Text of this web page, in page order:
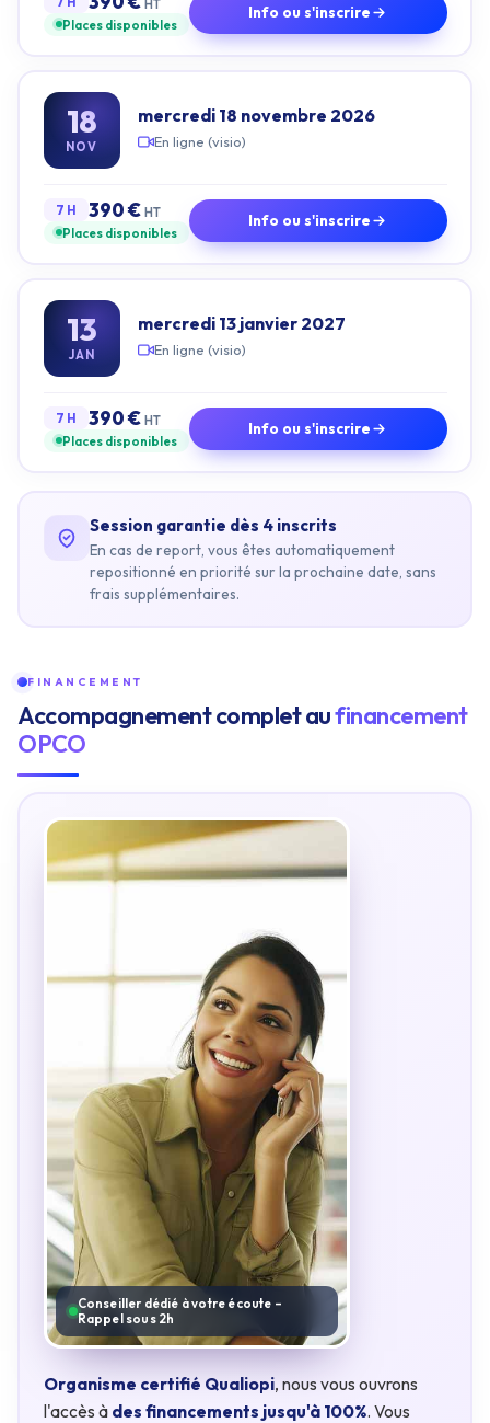
FINANCEMENT
Accompagnement complet aufinancement
OPCO
Conseiller dédié à votre écoute –
Rappel sous 2h
Organisme certifié Qualiopi, nous vous ouvrons
l'accès à des financements jusqu'à 100%. Vous
HT
Places disponibles
Info ou s'inscrire
18
NOV
mercredi 18 novembre 2026
En ligne (visio)
7 H 390 € HT
Places disponibles
Info ou s'inscrire
13
JAN
mercredi 13 janvier 2027
En ligne (visio)
7 H 390 € HT
Places disponibles
Info ou s'inscrire
Session garantie dès 4 inscrits
En cas de report, vous êtes automatiquement
repositionné en priorité sur la prochaine date, sans
frais supplémentaires.